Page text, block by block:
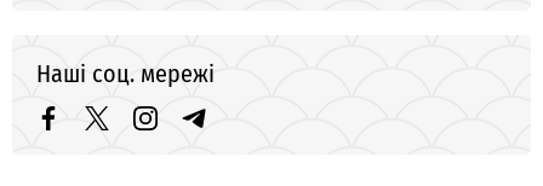
Наші соц. мережі